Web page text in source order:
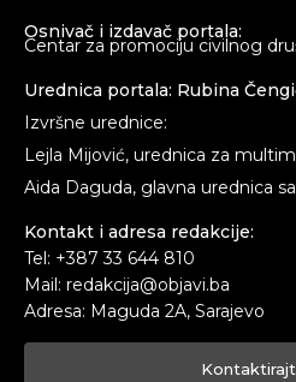
Osnivač i izdavač portala:
Centar za promociju civilnog
Urednica portala: Rubina
Izvršne urednice:
Lejla Mijović, urednica za
Aida Daguda, glavna urednica
Kontakt i adresa redakcije:
Tel: +387 33 644 810
Mail: redakcija@objavi.ba
Adresa: Maguda 2A, Sarajevo